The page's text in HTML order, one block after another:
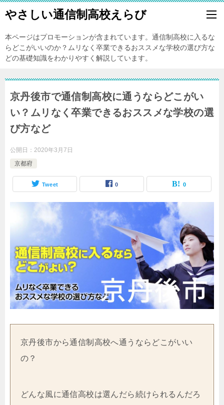
やさしい通信制高校えらび
本ページはプロモーションが含まれています。通信制高校に入るな
らどこがいいのか？ムリなく卒業できるおススメな学校の選び方な
どの基礎知識をわかりやすく解説しています。
京丹後市で通信制高校に通うならどこがい
い？ムリなく卒業できるおススメな学校の選
び方など
公開日： 2020年3月7日
京都府
Tweet 0 0
京丹後市から通信制高校へ通うならどこがいい
の？
どんな風に通信高校は選んだら続けられるんだろ